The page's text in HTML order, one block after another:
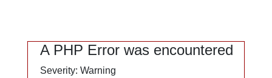
Alkaliseifen
A PHP Error was encountered
Severity: Warning
A PHP Error was encountered
Severity: Warning